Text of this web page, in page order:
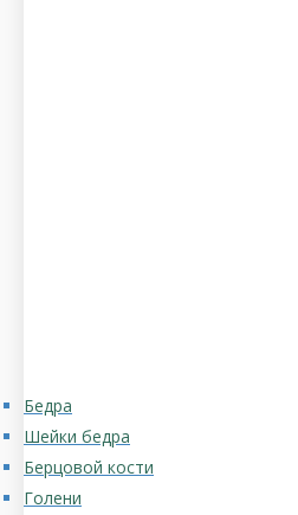
Бедра
Шейки бедра
Берцовой кости
Голени